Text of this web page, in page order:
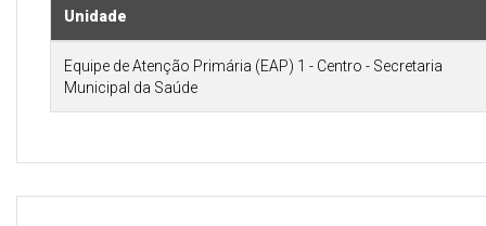
Unidade
Equipe de Atenção Primária (EAP) 1 - Centro - Secretaria
Municipal da Saúde